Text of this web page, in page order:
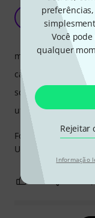
Você
qualquer
Rejeitar
Informação
After using
upgrade.
For eye health, it is
UI. And it has been
manuseio
características
som/qualidade
utilização de